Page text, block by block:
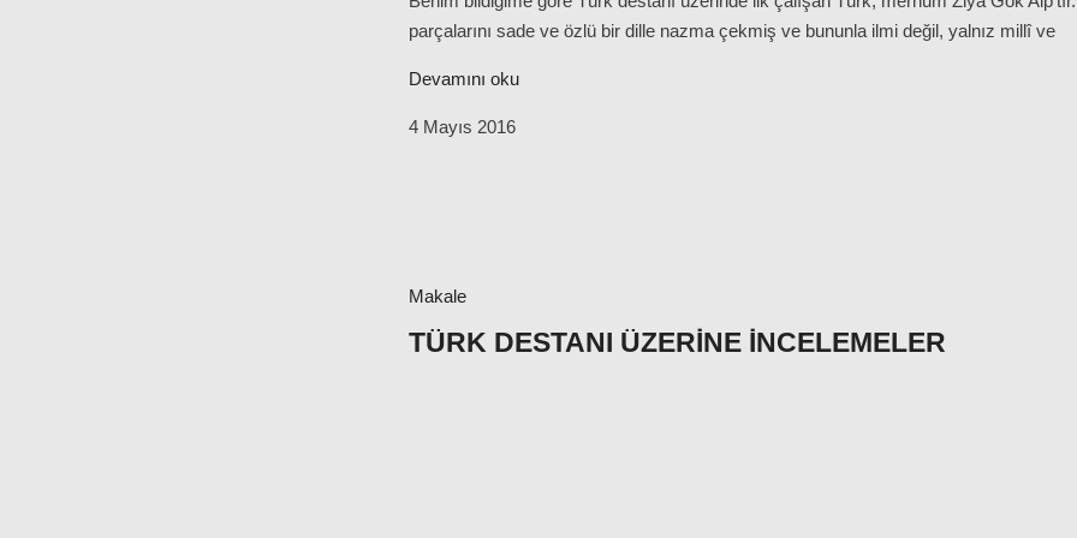
parçalarını sade ve özlü bir dille nazma çekmiş ve bununla ilmi değil, yalnız millî ve
Devamını oku
4 Mayıs 2016
Makale
TÜRK DESTANI ÜZERINE İNCELEMELER